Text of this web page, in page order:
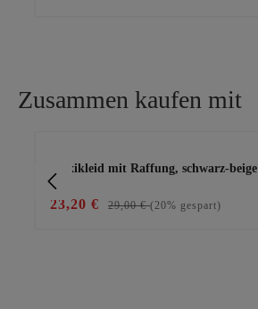
Zusammen kaufen mit
Maxikleid mit Raffung, schwarz-beige
23,20 € 29,00 €(20% gespart)